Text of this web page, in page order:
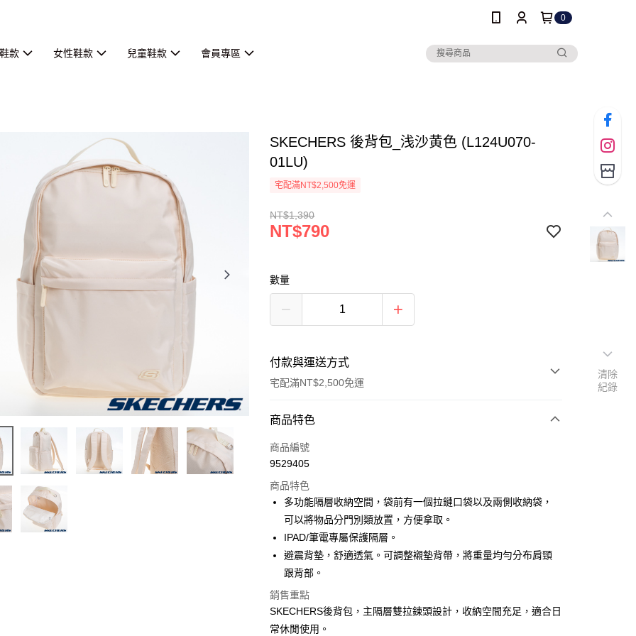
0
款 女性鞋款 兒童鞋款 會員專區
SKECHERS 後背包_浅沙黄色 (L124U070-
01LU)
宅配滿NT$2,500免運
NT$1,390
NT$790
數量
付款與運送方式
宅配滿NT$2,500免運
付款方式
信用卡一次付款
大哥付你分期
相關說明
【大哥付你分期使用說明】
1.本服務由台灣大哥大提供，台灣大哥大用戶可立即使用無須另外申請。
2.付款方式選擇「大哥付你分期」，訂單成立後會自動跳轉到大哥付的交易
流程，驗證手機門號後，選擇欲分期的期數、繳款截止日，確認付款後即
完成交易。
3.實際核准額度、可分期數及費用金額請依後續交易確認頁面所載為準。
4.訂單成立30分鐘內，如未前往確認交易或遇審核未通過，訂單將自動取
消。如遇「轉專審核」未通過狀況，表示未達大哥付你分期系統評分，恕
無法說明評估內容。
ATM付款
宅配
每筆NT$100，滿NT$2,500(含以上)免運費
商品特色
商品編號
9529405
商品特色
多功能隔層收納空間，袋前有一個拉鏈口袋以及兩側收納袋，
可以將物品分門別類放置，方便拿取。
IPAD/筆電專屬保護隔層。
避震背墊，舒適透氣。可調整襯墊背帶，將重量均勻分布肩頸
跟背部。
銷售重點
SKECHERS後背包，主隔層雙拉鍊頭設計，收納空間充足，適合日
常休閒使用。
清除
紀錄